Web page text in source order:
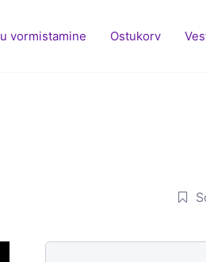
vormistamine Ostukorv